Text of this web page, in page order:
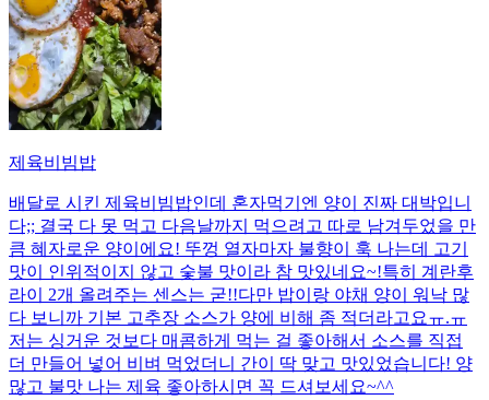
제육비빔밥
배달로 시킨 제육비빔밥인데 혼자먹기엔 양이 진짜 대박입니
다;; 결국 다 못 먹고 다음날까지 먹으려고 따로 남겨두었을 만
큼 혜자로운 양이에요! 뚜껑 열자마자 불향이 훅 나는데 고기
맛이 인위적이지 않고 숯불 맛이라 참 맛있네요~!특히 계란후
라이 2개 올려주는 센스는 굳!! ​다만 밥이랑 야채 양이 워낙 많
다 보니까 기본 고추장 소스가 양에 비해 좀 적더라고요ㅠ.ㅠ
저는 싱거운 것보다 매콤하게 먹는 걸 좋아해서 소스를 직접
더 만들어 넣어 비벼 먹었더니 간이 딱 맞고 맛있었습니다! 양
많고 불맛 나는 제육 좋아하시면 꼭 드셔보세요~^^